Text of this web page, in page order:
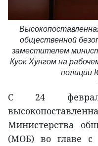
общественной
заместителем
Куок Хунгом на
полиции
С 24
Министерства
(МОБ) во главе с